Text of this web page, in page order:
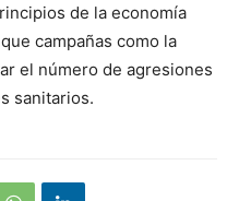
de la economía
campañas como la
el número de agresiones
sanitarios.